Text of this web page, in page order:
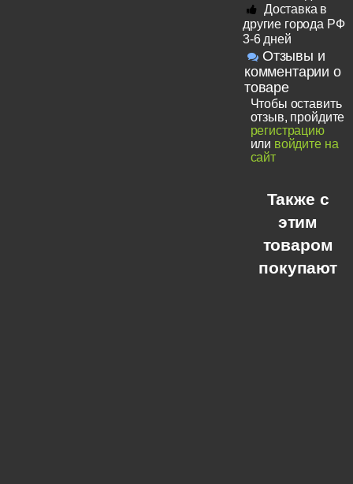
Доставка в
другие города РФ
3-6 дней
Отзывы и
комментарии о
товаре
Чтобы оставить
отзыв, пройдите
регистрацию
или войдите на
сайт
Также с
этим
товаром
покупают